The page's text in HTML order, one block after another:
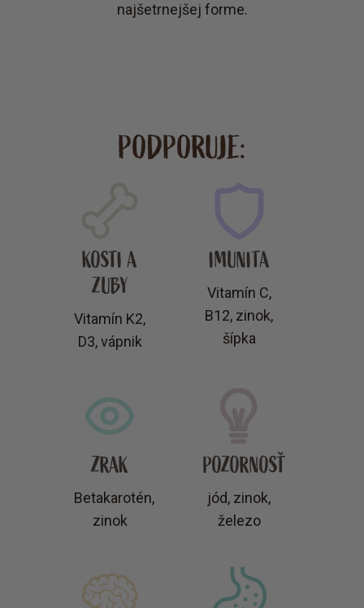
najšetrnejšej forme.
PODPORUJE:
KOSTI A
ZUBY
Vitamín K2,
D3, vápnik
IMUNITA
Vitamín C,
B12, zinok,
šípka
ZRAK
Betakarotén,
zinok
POZORNOSŤ
jód, zinok,
železo